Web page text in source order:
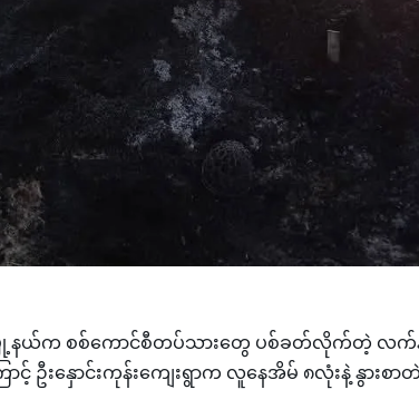
မြို့နယ်က စစ်ကောင်စီတပ်သားတွေ ပစ်ခတ်လိုက်တဲ့ လက်
ဦးနှောင်းကုန်းကျေးရွာက လူနေအိမ် ၈လုံးနဲ့ နွားစာတဲ